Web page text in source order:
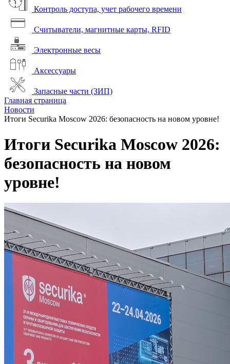
Контроль доступа, учет рабочего времени
Считыватели, магнитные карты, RFID
Электронные весы
Аксессуары
Запасные части (ЗИП)
Главная страница
Новости
Итоги Securika Moscow 2026: безопасность на новом уровне!
Итоги Securika Moscow 2026:
безопасность на новом
уровне!